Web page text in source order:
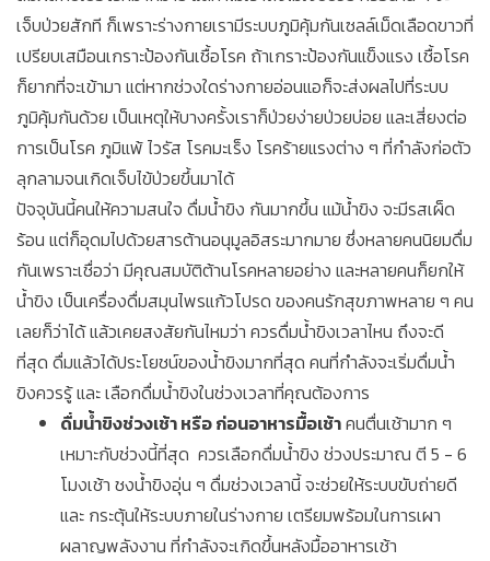
เจ็บป่วยสักที ก็เพราะร่างกายเรามีระบบภูมิคุ้มกันเซลล์เม็ดเลือดขาวที่
เปรียบเสมือนเกราะป้องกันเชื้อโรค ถ้าเกราะป้องกันแข็งแรง เชื้อโรค
ก็ยากที่จะเข้ามา แต่หากช่วงใดร่างกายอ่อนแอก็จะส่งผลไปที่ระบบ
ภูมิคุ้มกันด้วย เป็นเหตุให้บางครั้งเราก็ป่วยง่ายป่วยบ่อย และเสี่ยงต่อ
การเป็นโรค ภูมิแพ้ ไวรัส โรคมะเร็ง โรคร้ายแรงต่าง ๆ ที่กำลังก่อตัว
ลุกลามจนเกิดเจ็บไข้ป่วยขึ้นมาได้
ปัจจุบันนี้คนให้ความสนใจ ดื่มน้ำขิง กันมากขึ้น แม้น้ำขิง จะมีรสเผ็ด
ร้อน แต่ก็อุดมไปด้วยสารต้านอนุมูลอิสระมากมาย ซึ่งหลายคนนิยมดื่ม
กันเพราะเชื่อว่า มีคุณสมบัติต้านโรคหลายอย่าง และหลายคนก็ยกให้
น้ำขิง เป็นเครื่องดื่มสมุนไพรแก้วโปรด ของคนรักสุขภาพหลาย ๆ คน
เลยก็ว่าได้ แล้วเคยสงสัยกันไหมว่า ควรดื่มน้ำขิงเวลาไหน ถึงจะดี
ที่สุด ดื่มแล้วได้ประโยชน์ของน้ำขิงมากที่สุด คนที่กำลังจะเริ่มดื่มน้ำ
ขิงควรรู้ และ เลือกดื่มน้ำขิงในช่วงเวลาที่คุณต้องการ
ดื่มน้ำขิงช่วงเช้า หรือ ก่อนอาหารมื้อเช้าคนตื่นเช้ามาก ๆ
เหมาะกับช่วงนี้ที่สุด ควรเลือกดื่มน้ำขิง ช่วงประมาณ ตี 5 - 6
โมงเช้า ชงน้ำขิงอุ่น ๆ ดื่มช่วงเวลานี้ จะช่วยให้ระบบขับถ่ายดี
และ กระตุ้นให้ระบบภายในร่างกาย เตรียมพร้อมในการเผา
ผลาญพลังงาน ที่กำลังจะเกิดขึ้นหลังมื้ออาหารเช้า